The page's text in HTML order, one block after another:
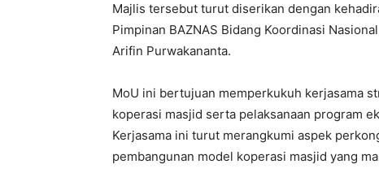
Majlis tersebut turut diserikan dengan
Pimpinan BAZNAS Bidang Koordinasi
Arifin Purwakananta.
MoU ini bertujuan memperkukuh kerjasama
koperasi masjid serta pelaksanaan program
Kerjasama ini turut merangkumi aspek
pembangunan model koperasi masjid yang